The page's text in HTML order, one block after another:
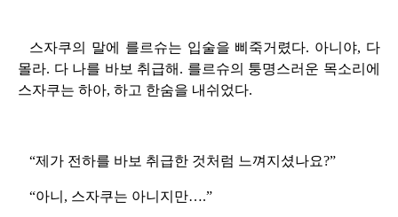
스자쿠의 말에 를르슈는 입술을 삐죽거렸다. 아니야, 다
몰라. 다 나를 바보 취급해. 를르슈의 퉁명스러운 목소리에
스자쿠는 하아, 하고 한숨을 내쉬었다.
“제가 전하를 바보 취급한 것처럼 느껴지셨나요?”
“아니, 스자쿠는 아니지만….”